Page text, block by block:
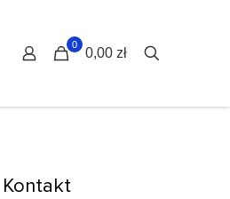
0
0,00 zł
Kontakt